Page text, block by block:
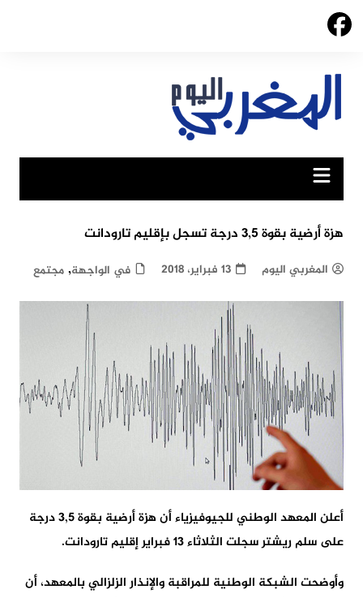
Skip
هزة أرضية بقوة 3,5 درجة تسجل بإقليم تارودانت
المغربي اليوم 13 فبراير، 2018 في الواجهة, مجتمع
أعلن المعهد الوطني للجيوفيزياء أن هزة أرضية بقوة 3,5 درجة
على سلم ريشتر سجلت الثلاثاء 13 فبراير إقليم تارودانت.
وأوضحت الشبكة الوطنية للمراقبة والإنذار الزلزالي بالمعهد، أن